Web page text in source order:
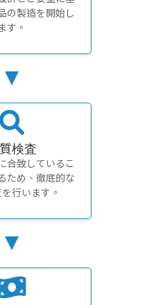
の製造を開始し
す。
検査
合致しているこ
ため、徹底的な
行います。